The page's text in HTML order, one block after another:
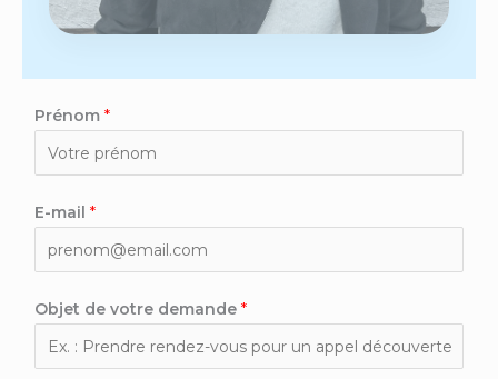
Prénom *
E-mail *
Objet de votre demande *